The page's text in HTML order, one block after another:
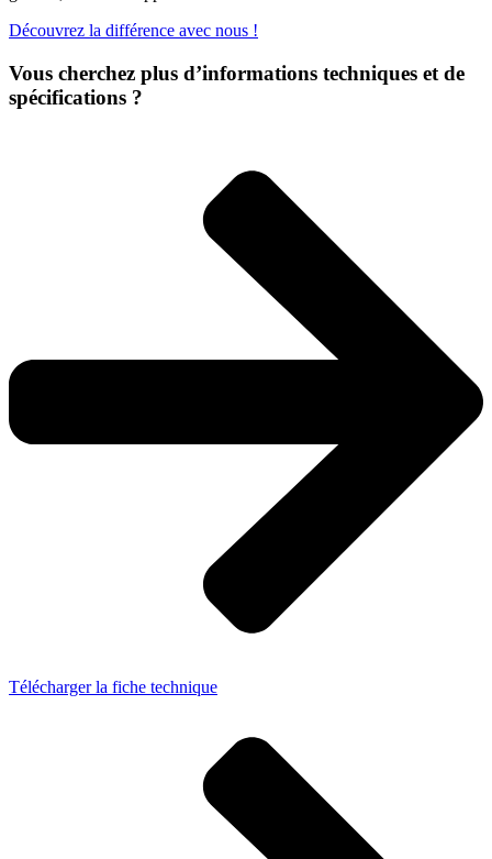
Découvrez la différence avec nous !
Vous cherchez plus d’informations techniques et de
spécifications ?
Télécharger la fiche technique